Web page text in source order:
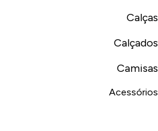
Calças
Calçados
Camisas
Acessórios